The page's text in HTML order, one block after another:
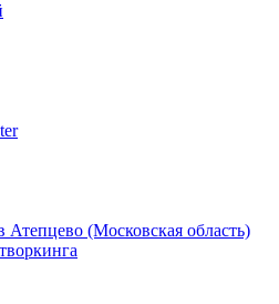
(Московская область)